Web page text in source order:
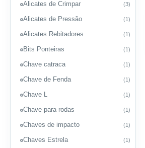
Alicates de Crimpar (3)
Alicates de Pressão (1)
Alicates Rebitadores (1)
Bits Ponteiras (1)
Chave catraca (1)
Chave de Fenda (1)
Chave L (1)
Chave para rodas (1)
Chaves de impacto (1)
Chaves Estrela (1)